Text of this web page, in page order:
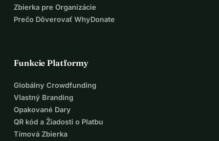
Zbierka pre Organizácie
Prečo Dôverovať WhyDonate
Funkcie Platformy
Globálny Crowdfunding
Vlastný Branding
Opakované Dary
QR kód a Žiadosti o Platbu
Tímová Zbierka